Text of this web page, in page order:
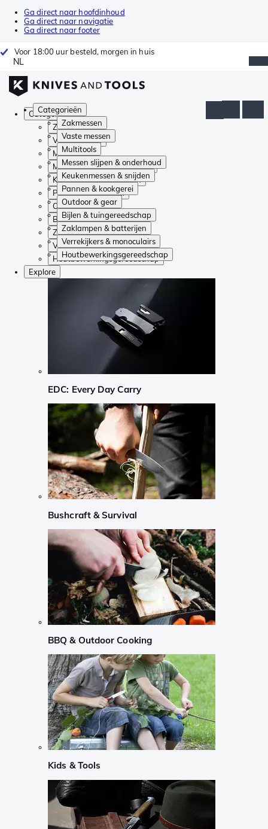
Ga direct naar hoofdinhoud
Ga direct naar navigatie
Ga direct naar footer
Voor 18:00 uur besteld, morgen in huis
NL
Categorieën
Zakmessen
Vaste messen
Multitools
Messen slijpen & onderhoud
Keukenmessen & snijden
Pannen & kookgerei
Outdoor & gear
Bijlen & tuingereedschap
Zaklampen & batterijen
Verrekijkers & monoculairs
Houtbewerkingsgereedschap
Categorieën
Zakmessen
Vaste messen
Multitools
Messen slijpen & onderhoud
Keukenmessen & snijden
Pannen & kookgerei
Outdoor & gear
Bijlen & tuingereedschap
Zaklampen & batterijen
Verrekijkers & monoculairs
Houtbewerkingsgereedschap
Explore
EDC: Every Day Carry
Bushcraft & Survival
BBQ & Outdoor Cooking
Kids & Tools